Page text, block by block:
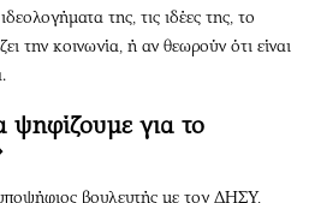
της, τις ιδέες της, το
την κοινωνία, ή αν θεωρούν ότι είναι
ψηφίζουμε για το
βουλευτής με τον ΔΗΣΥ,